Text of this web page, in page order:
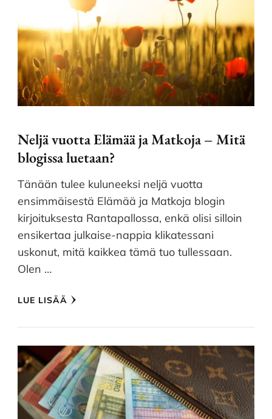
Neljä vuotta Elämää ja Matkoja – Mitä
blogissa luetaan?
Tänään tulee kuluneeksi neljä vuotta
ensimmäisestä Elämää ja Matkoja blogin
kirjoituksesta Rantapallossa, enkä olisi silloin
ensikertaa julkaise-nappia klikatessani
uskonut, mitä kaikkea tämä tuo tullessaan.
Olen …
LUE LISÄÄ